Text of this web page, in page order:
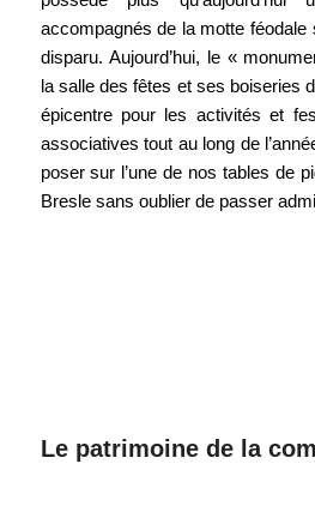
accompagnés de la motte féodale
disparu. Aujourd’hui, le «
la salle des fêtes et ses boiseries
épicentre pour les activités et
associatives tout au long de
poser sur l’une de nos tables de
Bresle sans oublier de passer
Le patrimoine de la